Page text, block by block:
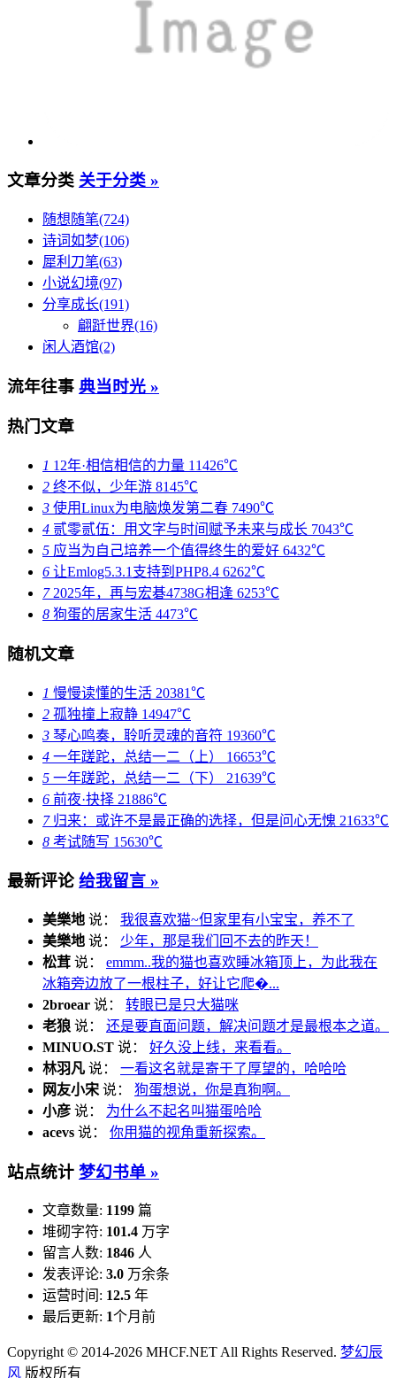
文章分类 关于分类 »
随想随笔(724)
诗词如梦(106)
犀利刀笔(63)
小说幻境(97)
分享成长(191)
翩跹世界(16)
闲人酒馆(2)
流年往事 典当时光 »
热门文章
1 12年·相信相信的力量 11426℃
2 终不似，少年游 8145℃
3 使用Linux为电脑焕发第二春 7490℃
4 贰零贰伍：用文字与时间赋予未来与成长 7043℃
5 应当为自己培养一个值得终生的爱好 6432℃
6 让Emlog5.3.1支持到PHP8.4 6262℃
72025年，再与宏碁4738G相逢 6253℃
8 狗蛋的居家生活 4473℃
随机文章
1 慢慢读懂的生活 20381℃
2 孤独撞上寂静 14947℃
3 琴心鸣奏，聆听灵魂的音符 19360℃
4 一年蹉跎，总结一二（上） 16653℃
5 一年蹉跎，总结一二（下） 21639℃
6 前夜·抉择 21886℃
7归来：或许不是最正确的选择，但是问心无愧 21633℃
8 考试随写 15630℃
最新评论 给我留言 »
美樂地 说： 我很喜欢猫~但家里有小宝宝，养不了
美樂地 说： 少年，那是我们回不去的昨天！
松茸 说： emmm..我的猫也喜欢睡冰箱顶上，为此我在
冰箱旁边放了一根柱子，好让它爬�...
2broear 说： 转眼已是只大猫咪
老狼 说： 还是要直面问题，解决问题才是最根本之道。
MINUO.ST 说： 好久没上线，来看看。
林羽凡 说： 一看这名就是寄于了厚望的，哈哈哈
网友小宋 说： 狗蛋想说，你是真狗啊。
小彦 说： 为什么不起名叫猫蛋哈哈
acevs 说： 你用猫的视角重新探索。
站点统计 梦幻书单 »
文章数量: 1199 篇
堆砌字符: 101.4 万字
留言人数: 1846 人
发表评论: 3.0 万余条
运营时间: 12.5 年
最后更新: 1个月前
Copyright © 2014-2026 MHCF.NET All Rights Reserved. 梦幻辰
风 版权所有